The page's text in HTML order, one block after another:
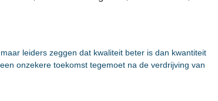
leiders zeggen dat kwaliteit beter is dan kwantiteit
onzekere toekomst tegemoet na de verdrijving van